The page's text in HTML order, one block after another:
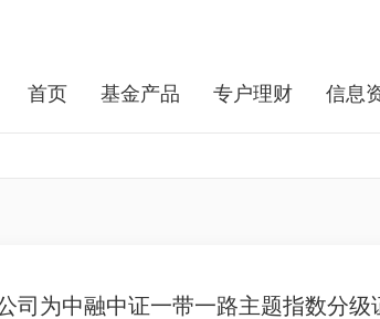
首页 基金产品 专户理财 信息
司为中融中证一带一路主题指数分